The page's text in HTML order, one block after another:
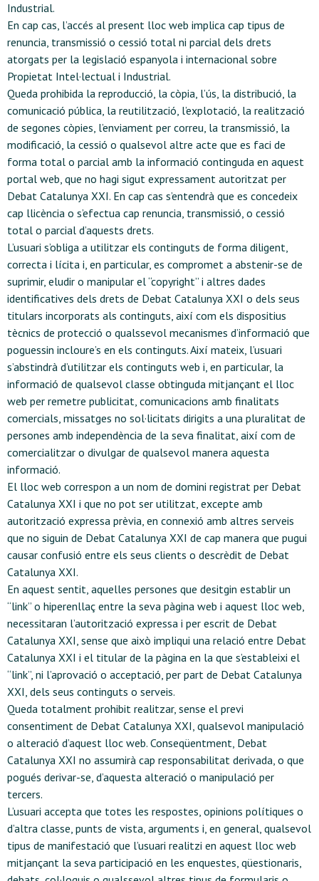
Industrial.
En cap cas, l’accés al present lloc web implica cap tipus de
renuncia, transmissió o cessió total ni parcial dels drets
atorgats per la legislació espanyola i internacional sobre
Propietat Intel·lectual i Industrial.
Queda prohibida la reproducció, la còpia, l’ús, la distribució, la
comunicació pública, la reutilització, l’explotació, la realització
de segones còpies, l’enviament per correu, la transmissió, la
modificació, la cessió o qualsevol altre acte que es faci de
forma total o parcial amb la informació continguda en aquest
portal web, que no hagi sigut expressament autoritzat per
Debat Catalunya XXI. En cap cas s’entendrà que es concedeix
cap llicència o s’efectua cap renuncia, transmissió, o cessió
total o parcial d’aquests drets.
L’usuari s’obliga a utilitzar els continguts de forma diligent,
correcta i lícita i, en particular, es compromet a abstenir-se de
suprimir, eludir o manipular el “copyright” i altres dades
identificatives dels drets de Debat Catalunya XXI o dels seus
titulars incorporats als continguts, així com els dispositius
tècnics de protecció o qualssevol mecanismes d’informació que
poguessin incloure’s en els continguts. Així mateix, l’usuari
s’abstindrà d’utilitzar els continguts web i, en particular, la
informació de qualsevol classe obtinguda mitjançant el lloc
web per remetre publicitat, comunicacions amb finalitats
comercials, missatges no sol·licitats dirigits a una pluralitat de
persones amb independència de la seva finalitat, així com de
comercialitzar o divulgar de qualsevol manera aquesta
informació.
El lloc web correspon a un nom de domini registrat per Debat
Catalunya XXI i que no pot ser utilitzat, excepte amb
autorització expressa prèvia, en connexió amb altres serveis
que no siguin de Debat Catalunya XXI de cap manera que pugui
causar confusió entre els seus clients o descrèdit de Debat
Catalunya XXI.
En aquest sentit, aquelles persones que desitgin establir un
“link” o hiperenllaç entre la seva pàgina web i aquest lloc web,
necessitaran l’autorització expressa i per escrit de Debat
Catalunya XXI, sense que això impliqui una relació entre Debat
Catalunya XXI i el titular de la pàgina en la que s’estableixi el
“link”, ni l’aprovació o acceptació, per part de Debat Catalunya
XXI, dels seus continguts o serveis.
Queda totalment prohibit realitzar, sense el previ
consentiment de Debat Catalunya XXI, qualsevol manipulació
o alteració d’aquest lloc web. Conseqüentment, Debat
Catalunya XXI no assumirà cap responsabilitat derivada, o que
pogués derivar-se, d’aquesta alteració o manipulació per
tercers.
L’usuari accepta que totes les respostes, opinions polítiques o
d’altra classe, punts de vista, arguments i, en general, qualsevol
tipus de manifestació que l’usuari realitzi en aquest lloc web
mitjançant la seva participació en les enquestes, qüestionaris,